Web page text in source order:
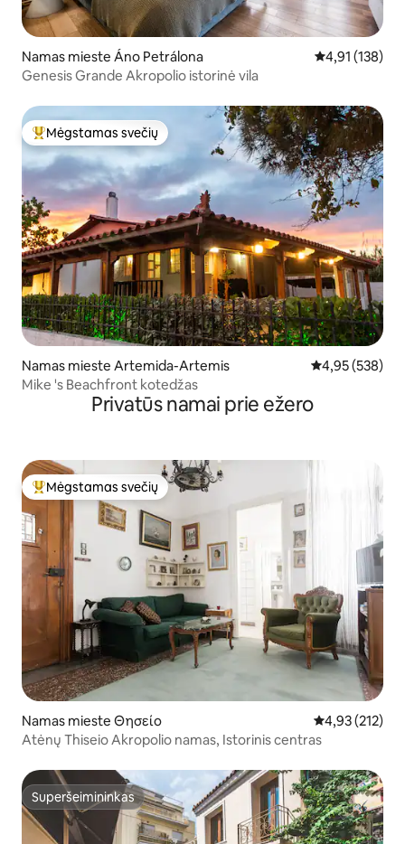
Namas mieste Áno Petrálona Vidutinis
4,91 (138)
Genesis Grande Akropolio istorinė vila
Svečių mėgstamiausias
Mėgstamas svečių
Namas mieste Artemida-Artemis Vidutinis
4,95 (538)
Mike 's Beachfront kotedžas
Privatūs namai prie ežero
Svečių mėgstamiausias
Mėgstamas svečių
Namas mieste Θησείο Vidutinis
4,93 (212)
Atėnų Thiseio Akropolio namas, Istorinis centras
Superšeimininkas
Superšeimininkas